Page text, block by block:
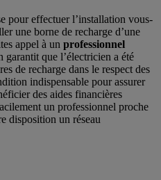
pour effectuer l’installation vous-
une borne de recharge d’une
appel à un professionnel
garantit que l’électricien a été
de recharge dans le respect des
indispensable pour assurer
des aides financières
un professionnel proche
disposition un réseau